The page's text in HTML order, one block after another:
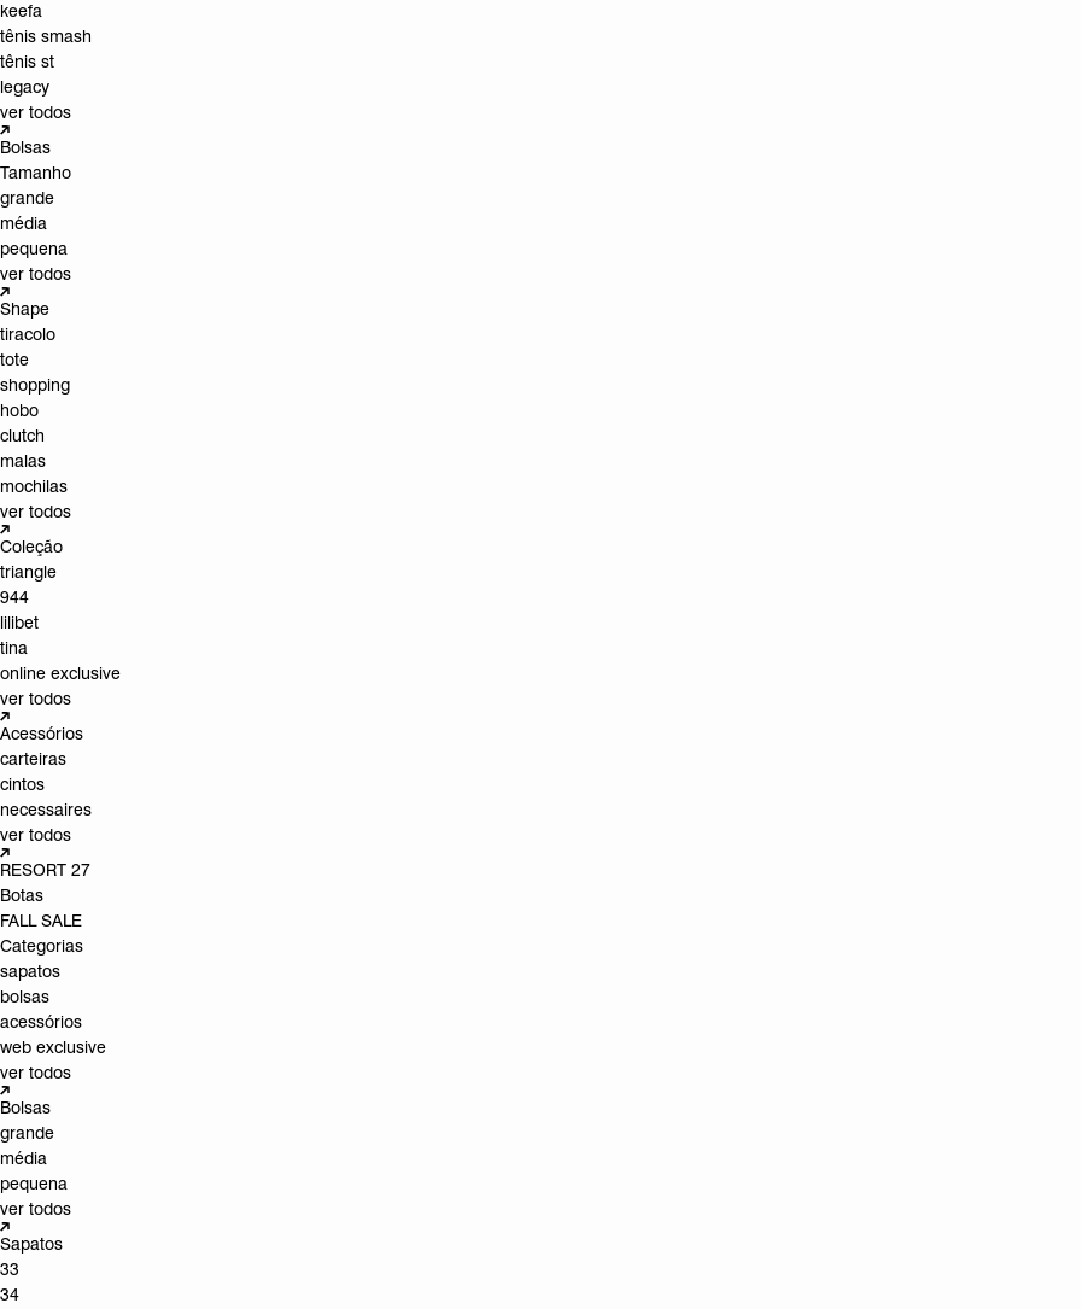
keefa
tênis smash
tênis st
legacy
ver todos
Bolsas
Tamanho
grande
média
pequena
ver todos
Shape
tiracolo
tote
shopping
hobo
clutch
malas
mochilas
ver todos
Coleção
triangle
944
lilibet
tina
online exclusive
ver todos
Acessórios
carteiras
cintos
necessaires
ver todos
RESORT 27
Botas
FALL SALE
Categorias
sapatos
bolsas
acessórios
web exclusive
ver todos
Bolsas
grande
média
pequena
ver todos
Sapatos
33
34